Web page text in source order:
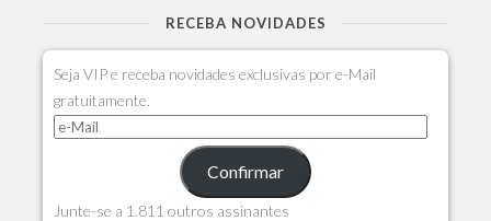
RECEBA NOVIDADES
Seja VIP e receba novidades exclusivas por e-Mail
gratuitamente.
Confirmar
Junte-se a 1.811 outros assinantes